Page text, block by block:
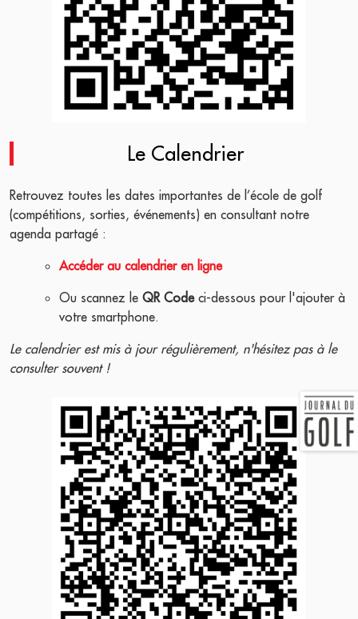
Le Calendrier
Retrouvez toutes les dates importantes de l’école de golf
(compétitions, sorties, événements) en consultant notre
agenda partagé :
Accéder au calendrier en ligne
Ou scannez le QR Codeci-dessous pour l'ajouter à
votre smartphone.
Le calendrier est mis à jour régulièrement, n'hésitez pas à le
consulter souvent !